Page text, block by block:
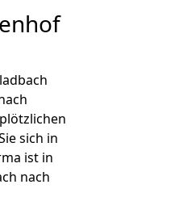
sich in
ist in
nach